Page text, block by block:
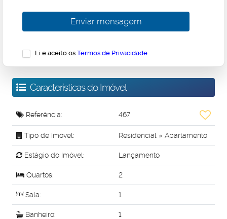
Li e aceito os Termos de Privacidade
Características do Imóvel
Referência: 467
Tipo de Imóvel: Residencial » Apartamento
Estágio do Imóvel: Lançamento
Quartos: 2
Sala: 1
Banheiro: 1